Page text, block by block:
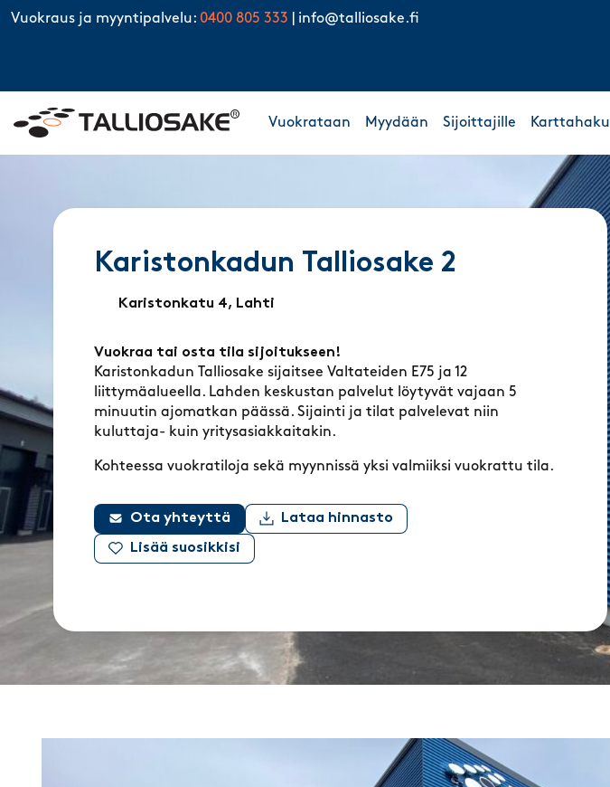
Skip to content
Vuokraus ja myyntipalvelu: 0400 805 333 info@talliosake.fi
Vuokrataan Myydään Sijoittajille Karttahaku
Karistonkadun Talliosake 2
Karistonkatu 4, Lahti
Vuokraa tai osta tila sijoitukseen!
Karistonkadun Talliosake sijaitsee Valtateiden E75 ja 12
liittymäalueella. Lahden keskustan palvelut löytyvät vajaan 5
minuutin ajomatkan päässä. Sijainti ja tilat palvelevat niin
kuluttaja- kuin yritysasiakkaitakin.
Kohteessa vuokratiloja sekä myynnissä yksi valmiiksi vuokrattu tila.
Ota yhteyttä Lataa hinnasto
Lisää suosikkisi